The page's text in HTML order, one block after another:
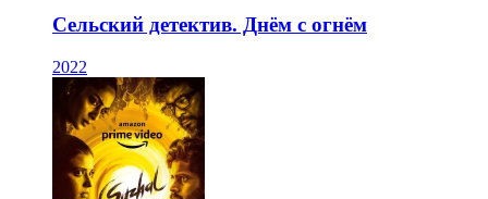
Сельский детектив. Днём с огнём
2022